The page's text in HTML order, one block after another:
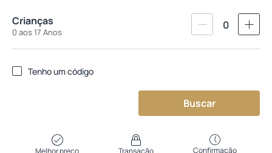
Crianças
0 aos 17 Anos
0
Tenho um código
Buscar
Melhor preço
Transação
Confirmação